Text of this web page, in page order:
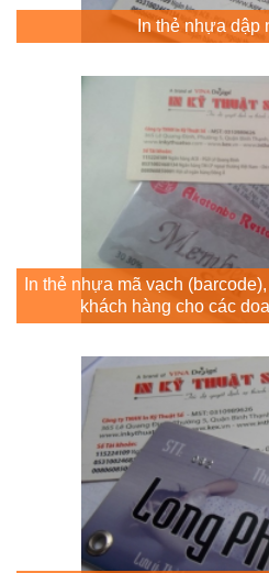
In thẻ nhựa dập
In thẻ nhựa mã vạch
khách hàng cho các